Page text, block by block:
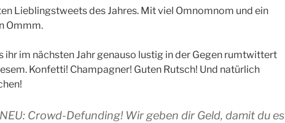
Lieblingstweets des Jahres. Mit viel Omnomnom und ein
Ommm.
ihr im nächsten Jahr genauso lustig in der Gegen rumtwittert
Konfetti! Champagner! Guten Rutsch! Und natürlich
Crowd-Defunding! Wir geben dir Geld, damit du es